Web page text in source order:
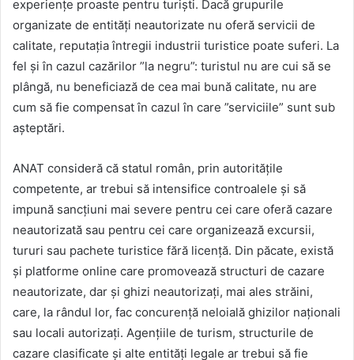
experiențe proaste pentru turiști. Dacă grupurile
organizate de entități neautorizate nu oferă servicii de
calitate, reputația întregii industrii turistice poate suferi. La
fel și în cazul cazărilor ”la negru”: turistul nu are cui să se
plângă, nu beneficiază de cea mai bună calitate, nu are
cum să fie compensat în cazul în care ”serviciile” sunt sub
așteptări.
ANAT consideră că statul român, prin autoritățile
competente, ar trebui să intensifice controalele și să
impună sancțiuni mai severe pentru cei care oferă cazare
neautorizată sau pentru cei care organizează excursii,
tururi sau pachete turistice fără licență. Din păcate, există
și platforme online care promovează structuri de cazare
neautorizate, dar și ghizi neautorizați, mai ales străini,
care, la rândul lor, fac concurență neloială ghizilor naționali
sau locali autorizați. Agențiile de turism, structurile de
cazare clasificate și alte entități legale ar trebui să fie